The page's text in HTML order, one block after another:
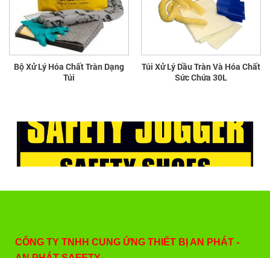
Bộ Xử Lý Hóa Chất Tràn Dạng
Túi
Túi Xử Lý Dầu Tràn Và Hóa Chất
Sức Chứa 30L
CÔNG TY TNHH CUNG ỨNG THIẾT BỊ AN PHÁT -